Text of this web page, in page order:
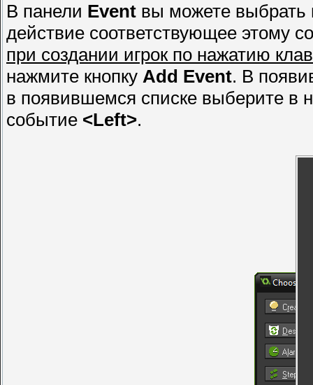
В панели Event вы можете выбрать
действие соответствующее этому
при создании игрок по нажатию
нажмите кнопку Add Event. В
в появившемся списке выберите в
событие <Left>.